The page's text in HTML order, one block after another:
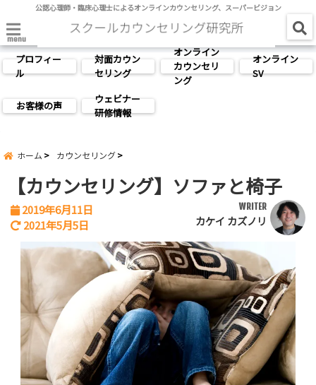
公認心理師・臨床心理士によるオンラインカウンセリング、スーパービジョン
menu
プロフィー
ル
対面カウン
セリング
オンライン
カウンセリ
ング
オンライン
SV
お客様の声
ウェビナー
研修情報
ホーム カウンセリング
【カウンセリング】ソファと椅子
2019年6月11日
2021年5月5日
WRITER
カケイ カズノリ